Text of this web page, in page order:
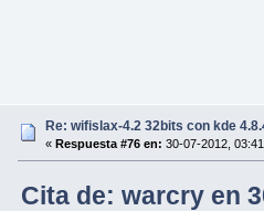
Re: wifislax-4.2 32bits con kde
« Respuesta #76 en: 30-07-2012,
Cita de: warcry en